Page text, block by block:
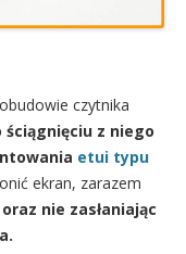
czytnika
ściągnięciu z niego
etui typu
ekran, zarazem
nie zasłaniając